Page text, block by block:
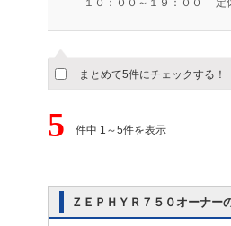
１０：００～１９：００
定
まとめて5件にチェックする！
5 件中 1～5件を表示
ＺＥＰＨＹＲ７５０オーナー